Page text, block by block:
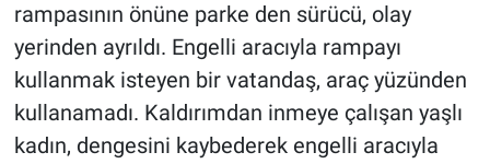
rampasının önüne parke den sürücü, olay
yerinden ayrıldı. Engelli aracıyla rampayı
kullanmak isteyen bir vatandaş, araç yüzünden
kullanamadı. Kaldırımdan inmeye çalışan yaşlı
kadın, dengesini kaybederek engelli aracıyla